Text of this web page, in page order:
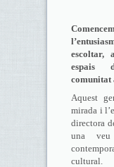
escoltar,
espais
comunitat
Aquest
mirada i
directora
una veu
cultural.